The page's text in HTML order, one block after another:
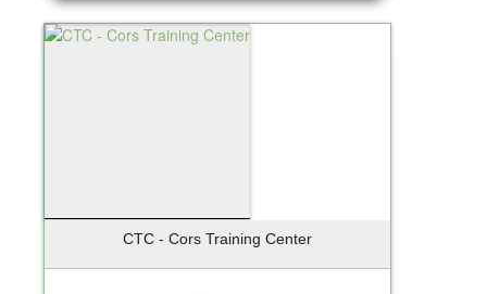
CTC - Cors Training Center